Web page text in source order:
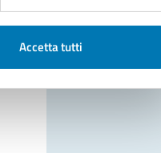
Accetta tutti